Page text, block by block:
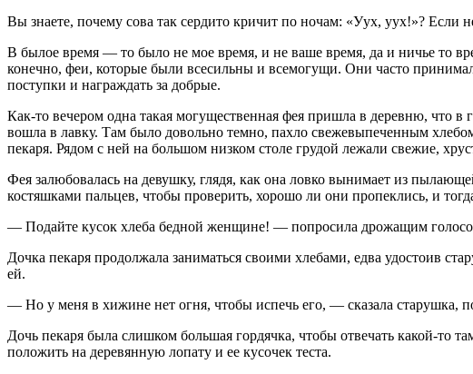
Вы знаете, почему сова так сердито кричит по ночам: «Уух, уух!»? Если
В былое время — то было не мое время, и не ваше время, да и ничье то
конечно, феи, которые были всесильны и всемогущи. Они часто
поступки и награждать за добрые.
Как-то вечером одна такая могущественная фея пришла в деревню, что
вошла в лавку. Там было довольно темно, пахло свежевыпеченным
пекаря. Рядом с ней на большом низком столе грудой лежали свежие,
Фея залюбовалась на девушку, глядя, как она ловко вынимает из
костяшками пальцев, чтобы проверить, хорошо ли они пропеклись, и
— Подайте кусок хлеба бедной женщине! — попросила дрожащим
Дочка пекаря продолжала заниматься своими хлебами, едва удостоив
ей.
— Но у меня в хижине нет огня, чтобы испечь его, — сказала старушка,
Дочь пекаря была слишком большая гордячка, чтобы отвечать какой-то
положить на деревянную лопату и ее кусочек теста.